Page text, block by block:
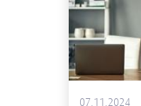
07.11.2024